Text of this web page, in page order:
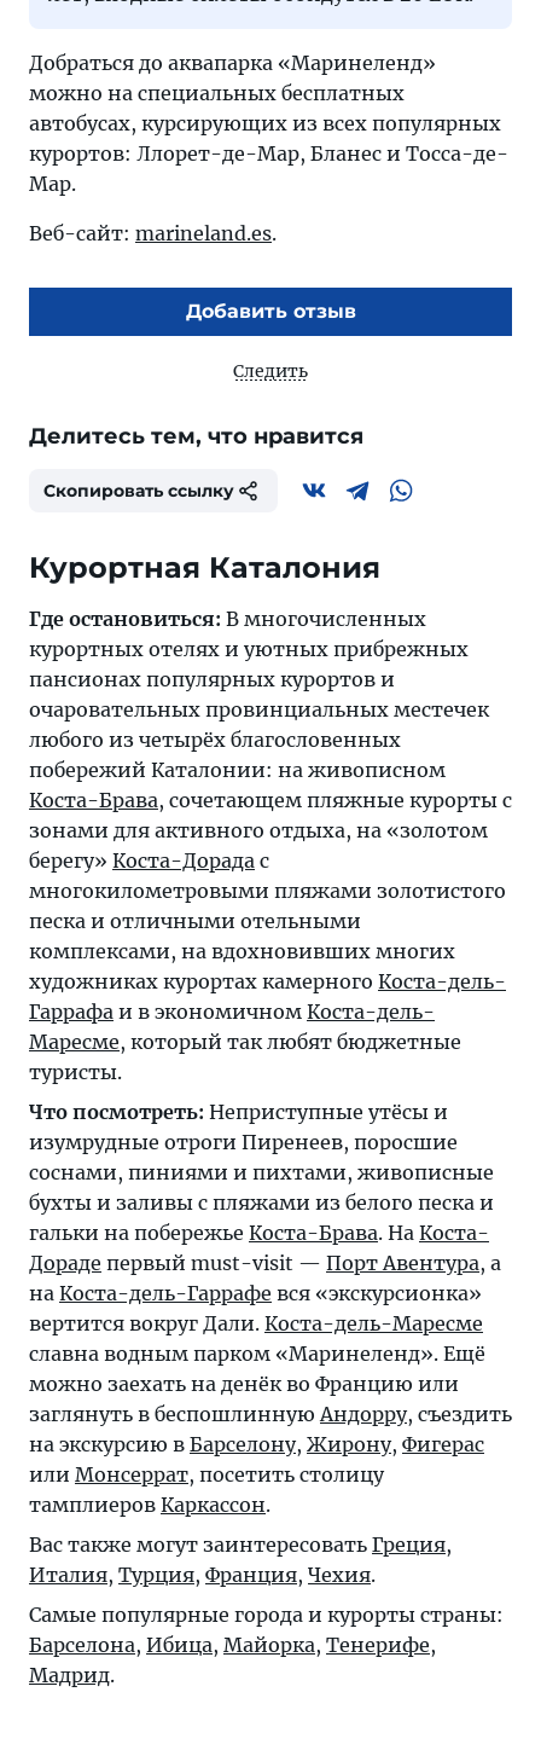
Добраться до аквапарка «Маринеленд»
можно на специальных бесплатных
автобусах, курсирующих из всех популярных
курортов: Ллорет-де-Мар, Бланес и Тосса-де-
Мар.
Веб-сайт: marineland.es.
Добавить отзыв
Следить
Делитесь тем, что нравится
Скопировать ссылку
Курортная Каталония
Где остановиться: В многочисленных
курортных отелях и уютных прибрежных
пансионах популярных курортов и
очаровательных провинциальных местечек
любого из четырёх благословенных
побережий Каталонии: на живописном
Коста-Брава, сочетающем пляжные курорты с
зонами для активного отдыха, на «золотом
берегу» Коста-Дорада с
многокилометровыми пляжами золотистого
песка и отличными отельными
комплексами, на вдохновивших многих
художниках курортах камерного Коста-дель-
Гаррафа и в экономичном Коста-дель-
Маресме, который так любят бюджетные
туристы.
Что посмотреть: Неприступные утёсы и
изумрудные отроги Пиренеев, поросшие
соснами, пиниями и пихтами, живописные
бухты и заливы с пляжами из белого песка и
гальки на побережье Коста-Брава. На Коста-
Дораде первый must-visit — Порт Авентура, а
на Коста-дель-Гаррафе вся «экскурсионка»
вертится вокруг Дали. Коста-дель-Маресме
славна водным парком «Маринеленд». Ещё
можно заехать на денёк во Францию или
заглянуть в беспошлиннуюАндорру, съездить
на экскурсию в Барселону, Жирону, Фигерас
или Монсеррат, посетить столицу
тамплиеров Каркассон.
Вас также могут заинтересовать Греция,
Италия, Турция, Франция, Чехия.
Самые популярные города и курорты страны:
Барселона, Ибица, Майорка, Тенерифе,
Мадрид.